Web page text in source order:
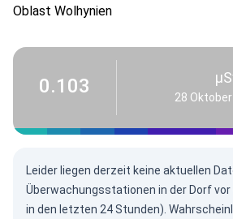
Oblast Wolhynien
0.103 28
Leider liegen derzeit keine aktuellen
Überwachungsstationen in der Dorf
in den letzten 24 Stunden).